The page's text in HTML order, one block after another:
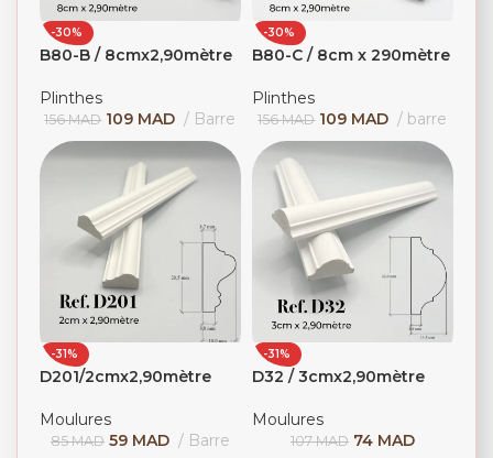
-30%
B80-B / 8cmx2,90mètre
Plinthes
156MAD 109 MAD Barre
-30%
B80-C / 8cm x 290mètre
Plinthes
156MAD 109 MAD barre
-31%
D201/2cmx2,90mètre
Moulures
85MAD 59 MAD Barre
-31%
D32 / 3cmx2,90mètre
Moulures
107MAD 74 MAD